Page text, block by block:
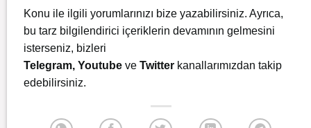
Konu ile ilgili yorumlarınızı bize yazabilirsiniz. Ayrıca,
bu tarz bilgilendirici içeriklerin devamının gelmesini
isterseniz, bizleri
Telegram, Youtube ve Twitter kanallarımızdan takip
edebilirsiniz.